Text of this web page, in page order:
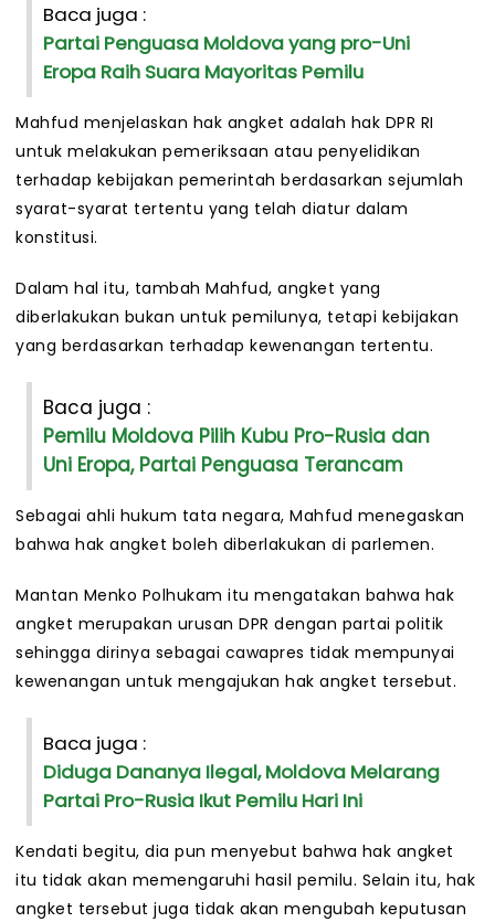
Baca juga :
Partai Penguasa Moldova yang pro-Uni
Eropa Raih Suara Mayoritas Pemilu
Mahfud menjelaskan hak angket adalah hak DPR RI
untuk melakukan pemeriksaan atau penyelidikan
terhadap kebijakan pemerintah berdasarkan sejumlah
syarat-syarat tertentu yang telah diatur dalam
konstitusi.
Dalam hal itu, tambah Mahfud, angket yang
diberlakukan bukan untuk pemilunya, tetapi kebijakan
yang berdasarkan terhadap kewenangan tertentu.
Baca juga :
Pemilu Moldova Pilih Kubu Pro-Rusia dan
Uni Eropa, Partai Penguasa Terancam
Sebagai ahli hukum tata negara, Mahfud menegaskan
bahwa hak angket boleh diberlakukan di parlemen.
Mantan Menko Polhukam itu mengatakan bahwa hak
angket merupakan urusan DPR dengan partai politik
sehingga dirinya sebagai cawapres tidak mempunyai
kewenangan untuk mengajukan hak angket tersebut.
Baca juga :
Diduga Dananya Ilegal, Moldova Melarang
Partai Pro-Rusia Ikut Pemilu Hari Ini
Kendati begitu, dia pun menyebut bahwa hak angket
itu tidak akan memengaruhi hasil pemilu. Selain itu, hak
angket tersebut juga tidak akan mengubah keputusan